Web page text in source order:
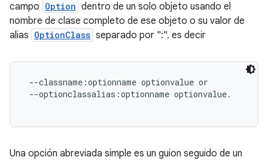
campo Option dentro de un solo objeto usando el
nombre de clase completo de ese objeto o su valor de
alias OptionClass separado por ":". es decir
--classname:optionname optionvalue or
--optionclassalias:optionname optionvalue.
Una opción abreviada simple es un guion seguido de un